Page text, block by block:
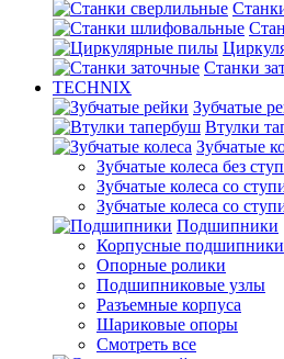
Станки
TECHNIX
Зубчатые
Втулки
Зубчатые
Зубчатые колеса без
Зубчатые колеса со
Зубчатые колеса со
Подшипники
Корпусные подшипники
Опорные ролики
Подшипниковые узлы
Разъемные корпуса
Шариковые опоры
Смотреть все